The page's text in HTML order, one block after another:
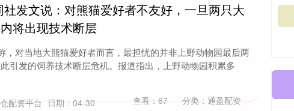
发文说：对熊猫爱好者不友好，一旦两只大
将出现技术断层
，对当地大熊猫爱好者而言，最担忧的并非上野动物园最后两
引发的饲养技术断层危机。报道指出，上野动物园积累多
配资平台 日期：04-30 查看：67 分类：通盈配资